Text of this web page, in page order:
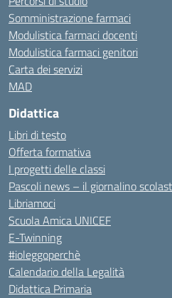
Somministrazione farmaci
Modulistica farmaci docenti
Modulistica farmaci genitori
Carta dei servizi
MAD
Didattica
Libri di testo
Offerta formativa
I progetti delle classi
Pascoli news – il giornalino
Libriamoci
Scuola Amica UNICEF
E-Twinning
#ioleggoperchè
Calendario della Legalità
Didattica Primaria